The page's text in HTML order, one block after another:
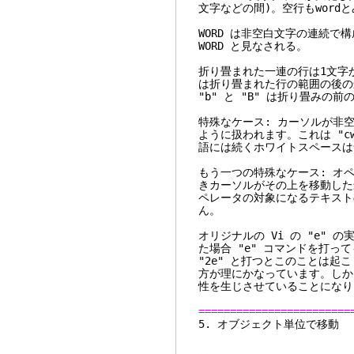
文字などの間)。空行もwordと
WORD は非空白文字の連続で
WORD と見なされる。
折り畳まれた一連の行は1文
は折り畳まれた行の範囲の後
"b" と "B" は折り畳みの前の
特殊なケース: カーソルが
ように扱われます。これは
語には続くホワイトスペース
もう一つの特殊なケース: オ
きカーソルがその上を移動し
ペレータの対象になるテキス
ん。
オリジナルの Vi の "e" の実
た場合 "e" コマンドを打って
"2e" と打つとこのことは起
方が理にかなっています。し
性を生じさせていることにな
5. オブジェ